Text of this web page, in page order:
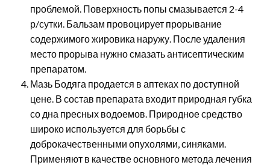
проблемой. Поверхность попы смазывается 2-4
р/сутки. Бальзам провоцирует прорывание
содержимого жировика наружу. После удаления
место прорыва нужно смазать антисептическим
препаратом.
Мазь Бодяга продается в аптеках по доступной
цене. В состав препарата входит природная губка
со дна пресных водоемов. Природное средство
широко используется для борьбы с
доброкачественными опухолями, синяками.
Применяют в качестве основного метода лечения